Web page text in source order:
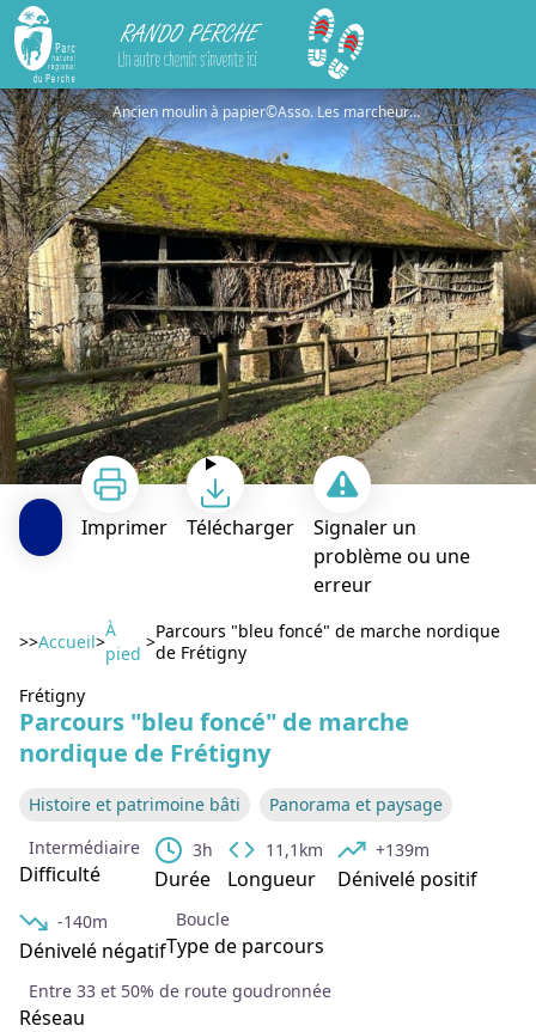
Rando Perche
Parcours "bleu foncé" de marche nordique de Frétigny
Ancien moulin à papier©Asso. Les marcheurs de Saint-Denis
Imprimer Télécharger
Signaler un
problème ou une
erreur
>>Accueil>
À
pied
>Parcours "bleu foncé" de marche nordique
de Frétigny
Frétigny
Parcours "bleu foncé" de marche
nordique de Frétigny
Histoire et patrimoine bâti
Panorama et paysage
Intermédiaire
Difficulté
3h
Durée
11,1km
Longueur
+139m
Dénivelé positif
-140m
Dénivelé négatif
Boucle
Type de parcours
Entre 33 et 50% de route goudronnée
Réseau